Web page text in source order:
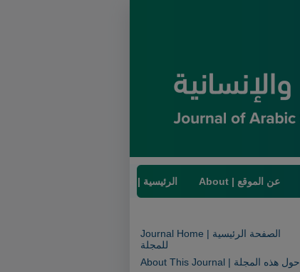
Home | الرئيسية About | عن الموقع
Journal Home | الصفحة الرئيسية
للمجلة
About This Journal | حول هذه المجلة